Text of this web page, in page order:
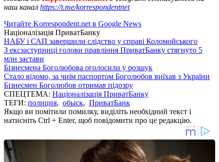
наш канал https://t.me/korrespondentnet
Читайте Korrespondent.net в Google News
Націоналізація ПриватБанку
НАБУ і САП завершили слідство у справі Коломойського
З ексзаступниці голови правління ПриватБанку стягнуто 5
млн застави
Бізнесмена Боголюбова оголосили у розшук
Стало відомо, за чиїм паспортом Боголюбов виїхав з України
Бізнесмен Боголюбов отримав підозру
СПЕЦТЕМА: Націоналізація ПриватБанку
ТЕГИ: полиция, обыск, ПриватБанк
Якщо ви помітили помилку, виділіть необхідний текст і
натисніть Ctrl + Enter, щоб повідомити про це редакцію.